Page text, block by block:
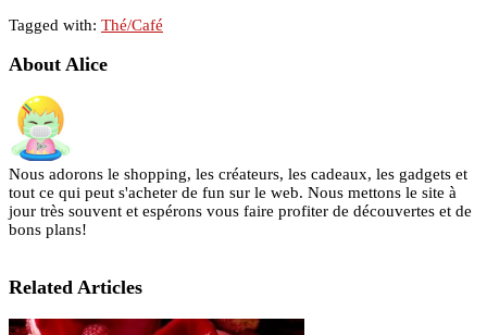
Tagged with: Thé/Café
About Alice
Nous adorons le shopping, les créateurs, les cadeaux, les gadgets et
tout ce qui peut s'acheter de fun sur le web. Nous mettons le site à
jour très souvent et espérons vous faire profiter de découvertes et de
bons plans!
Related Articles